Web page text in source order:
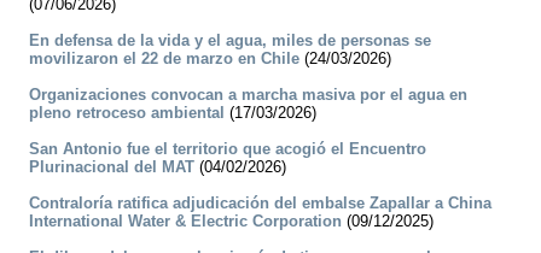
(07/06/2026)
En defensa de la vida y el agua, miles de personas se
movilizaron el 22 de marzo en Chile (24/03/2026)
Organizaciones convocan a marcha masiva por el agua en
pleno retroceso ambiental (17/03/2026)
San Antonio fue el territorio que acogió el Encuentro
Plurinacional del MAT (04/02/2026)
Contraloría ratifica adjudicación del embalse Zapallar a China
International Water & Electric Corporation (09/12/2025)